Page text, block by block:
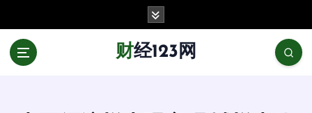
财经123网